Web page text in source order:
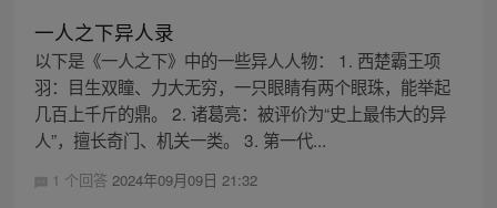
一人之下异人录
以下是《一人之下》中的一些异人人物： 1. 西楚霸王项
羽：目生双瞳、力大无穷，一只眼睛有两个眼珠，能举起
几百上千斤的鼎。 2. 诸葛亮：被评价为“史上最伟大的异
人”，擅长奇门、机关一类。 3. 第一代...
1 个回答 2024年09月09日 21:32